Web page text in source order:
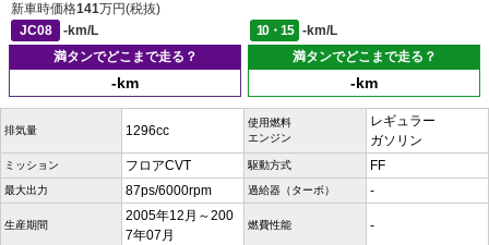
新車時価格141万円(税抜)
JC08
-km/L 10・15
-km/L
満タンでどこまで走る？
-km
満タンでどこまで走る？
-km
排気量 1296cc
使用燃料
エンジン
レギュラー
ガソリン
ミッション フロアCVT 駆動方式 FF
最大出力 87ps/6000rpm 過給器（ターボ） -
生産期間
2005年12月～200
7年07月
燃費性能 -